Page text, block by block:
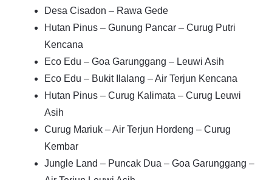
Desa Cisadon – Rawa Gede
Hutan Pinus – Gunung Pancar – Curug Putri
Kencana
Eco Edu – Goa Garunggang – Leuwi Asih
Eco Edu – Bukit Ilalang – Air Terjun Kencana
Hutan Pinus – Curug Kalimata – Curug Leuwi
Asih
Curug Mariuk – Air Terjun Hordeng – Curug
Kembar
Jungle Land – Puncak Dua – Goa Garunggang –